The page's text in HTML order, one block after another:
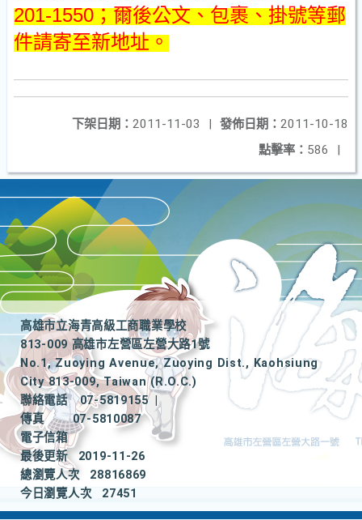
201-1550；爾後公文、包裹、掛號等郵
件請寄至新地址。
發佈日期： 2011-10-18
下架日期： 2011-11-03
|
點擊率： 586 |
高雄市立海青高級工商職業學校
813-009 高雄市左營區左營大路1號
No.1, Zuoying Avenue, Zuoying Dist., Kaohsiung
City 813-009, Taiwan (R.O.C.)
聯絡電話
07-5819155
|
傳真
07-5810087
電子信箱
最後更新
2019-11-26
總瀏覽人次
28816869
今日瀏覽人次
27451